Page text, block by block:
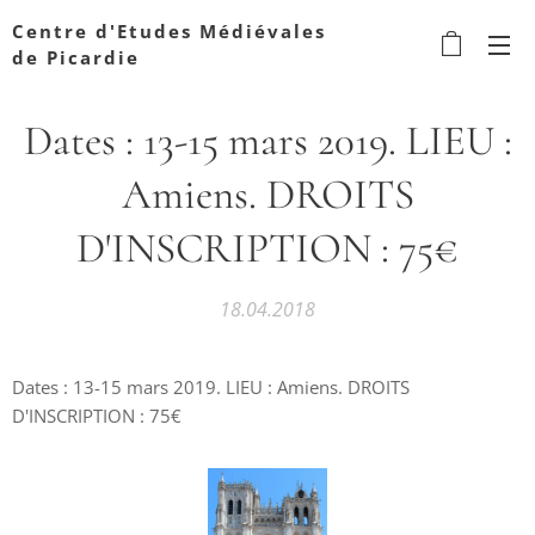
Centre d'Etudes Médiévales
de Picardie
Dates : 13-15 mars 2019. LIEU :
Amiens. DROITS
D'INSCRIPTION : 75€
18.04.2018
Dates : 13-15 mars 2019. LIEU : Amiens. DROITS
D'INSCRIPTION : 75€